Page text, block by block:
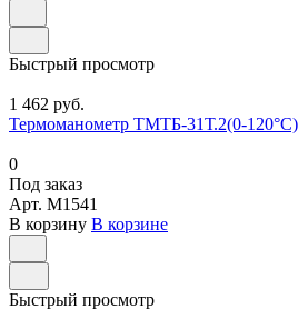
Быстрый просмотр
1 462 руб.
Термоманометр ТМТБ-31Т.2(0-
0
Под заказ
Арт. M1541
В корзину В корзине
Быстрый просмотр